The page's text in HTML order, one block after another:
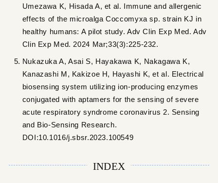
Umezawa K, Hisada A, et al. Immune and allergenic
effects of the microalga Coccomyxa sp. strain KJ in
healthy humans: A pilot study. Adv Clin Exp Med. Adv
Clin Exp Med. 2024 Mar;33(3):225-232.
Nukazuka A, Asai S, Hayakawa K, Nakagawa K,
Kanazashi M, Kakizoe H, Hayashi K, et al. Electrical
biosensing system utilizing ion-producing enzymes
conjugated with aptamers for the sensing of severe
acute respiratory syndrome coronavirus 2. Sensing
and Bio-Sensing Research.
DOI:10.1016/j.sbsr.2023.100549
INDEX